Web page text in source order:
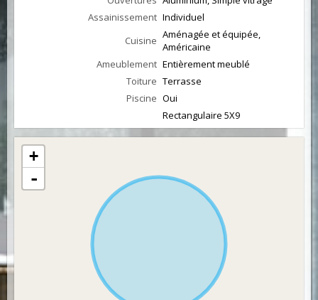
Assainissement Individuel
Cuisine Aménagée et équipée,
Américaine
Ameublement Entièrement meublé
Toiture Terrasse
Piscine Oui
Rectangulaire 5X9
+
-